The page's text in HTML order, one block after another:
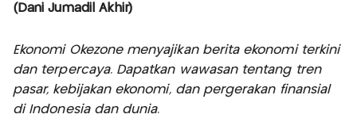
(Dani Jumadil Akhir)
Ekonomi Okezone menyajikan berita ekonomi terkini
dan terpercaya. Dapatkan wawasan tentang tren
pasar, kebijakan ekonomi, dan pergerakan finansial
di Indonesia dan dunia.